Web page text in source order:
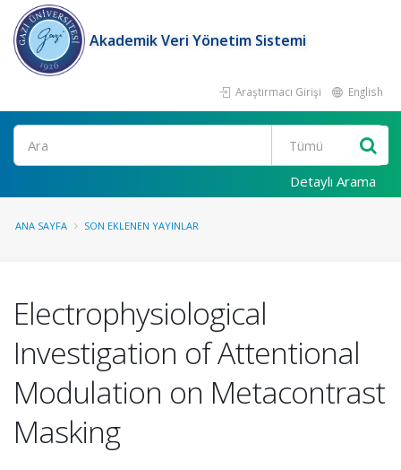
Akademik Veri Yönetim Sistemi
Araştırmacı Girişi English
Ara
Detaylı Arama
ANA SAYFA SON EKLENEN YAYINLAR
Electrophysiological
Investigation of Attentional
Modulation on Metacontrast
Masking